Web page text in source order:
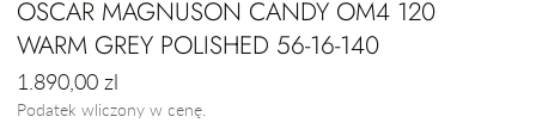
OSCAR MAGNUSON CANDY OM4 120
WARM GREY POLISHED 56-16-140
Cena
regularna
1.890,00 zl
Podatek wliczony w cenę.